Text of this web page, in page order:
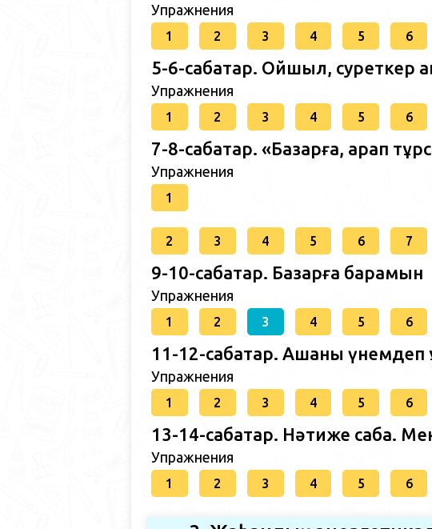
Упражнения
1 2 3 4 5 6
5-6-сабақтар. Ойшыл, суреткер
Упражнения
1 2 3 4 5 6
7-8-сабақтар. «Базарға, қарап
Упражнения
1
2 3 4 5 6 7
9-10-сабақтар. Базарға барамын
Упражнения
1 2 3 4 5 6
11-12-сабақтар. Ақшаны үнемдеп
Упражнения
1 2 3 4 5 6
13-14-сабақтар. Нәтиже сабақ.
Упражнения
1 2 3 4 5 6